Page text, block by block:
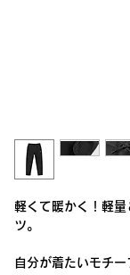
軽くて暖かく！軽
ツ。
自分が着たいモチ